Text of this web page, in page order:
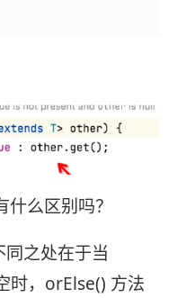
么区别吗？
之处在于当
时，orElse() 方法